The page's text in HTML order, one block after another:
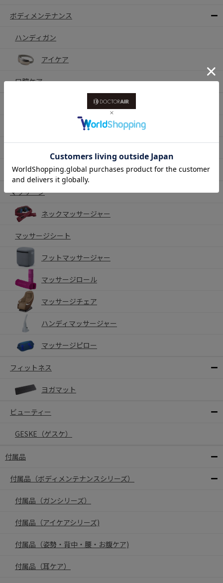
ボディメンテナンス
ハンディガン
アイケア
口腔ケア
姿勢・背中・腰・お腹ケア
ハンディファン
マッサージ
ネックマッサージャー
マッサージシート
フットマッサージャー
マッサージロール
マッサージチェア
ハンディマッサージャー
マッサージピロー
フィットネス
ヨガマット
ビューティー
GESKE（ゲスケ）
付属品
付属品（ボディメンテナンスシリーズ）
付属品（ガンシリーズ）
付属品（アイケアシリーズ)
付属品（姿勢・背中・腰・お腹ケア)
付属品（耳ケア）